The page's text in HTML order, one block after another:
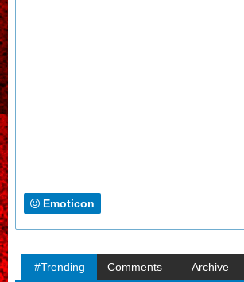
Emoticon
#Trending Comments Archive